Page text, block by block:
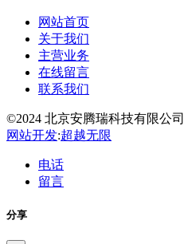
网站首页
关于我们
主营业务
在线留言
联系我们
©2024 北京安腾瑞科技有限公司
网站开发:超越无限
电话
留言
分享